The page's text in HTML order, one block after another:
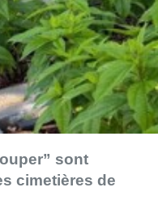
sont
cimetières de